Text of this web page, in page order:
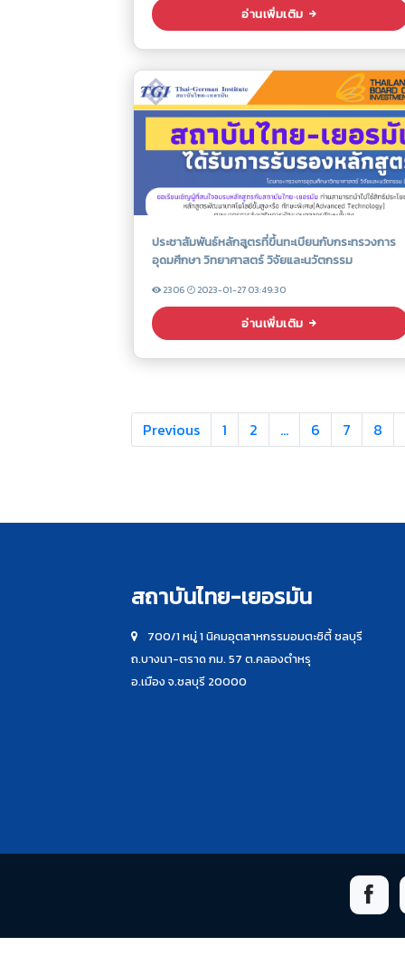
อ่านเพิ่มเติม
ประชาสัมพันธ์หลักสูตรที่ขึ้นทะเบียนกับกระทรวงการ
อุดมศึกษา วิทยาศาสตร์ วิจัยและนวัตกรรม
2306 2023-01-27 03:49:30
อ่านเพิ่มเติม
Previous 1 2 … 6 7 8
สถาบันไทย-เยอรมัน
700/1 หมู่ 1 นิคมอุตสาหกรรมอมตะซิตี้ ชลบุรี
ถ.บางนา-ตราด กม. 57 ต.คลองตำหรุ
อ.เมือง จ.ชลบุรี 20000